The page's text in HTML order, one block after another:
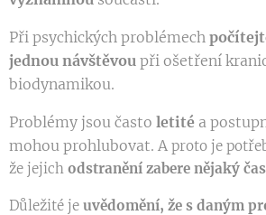
Při psychických problémech
jednou návštěvou při ošetření
biodynamikou.
Problémy jsou často letité a
mohou prohlubovat. A proto je
že jejich odstranění zabere nějaký čas
Důležité je uvědomění, že s daným